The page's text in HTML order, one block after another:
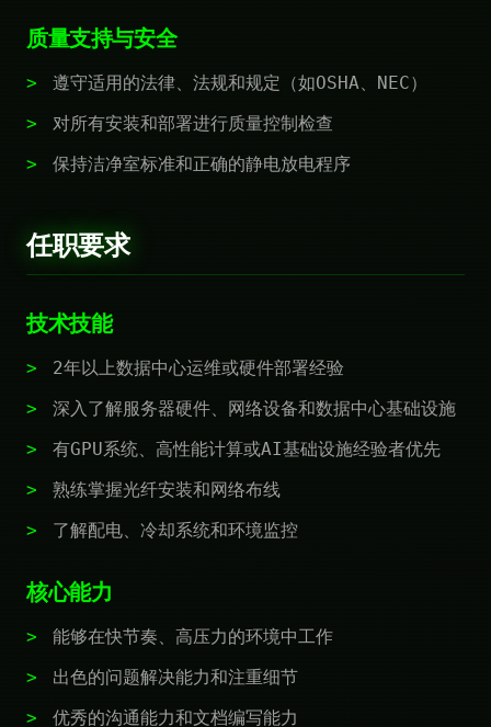
质量支持与安全
遵守适用的法律、法规和规定（如OSHA、NEC）
对所有安装和部署进行质量控制检查
保持洁净室标准和正确的静电放电程序
任职要求
技术技能
2年以上数据中心运维或硬件部署经验
深入了解服务器硬件、网络设备和数据中心基础设施
有GPU系统、高性能计算或AI基础设施经验者优先
熟练掌握光纤安装和网络布线
了解配电、冷却系统和环境监控
核心能力
能够在快节奏、高压力的环境中工作
出色的问题解决能力和注重细节
优秀的沟通能力和文档编写能力